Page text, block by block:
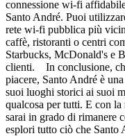
connessione wi-fi
Santo André. Puoi
rete wi-fi pubblica più
caffè, ristoranti o centri
Starbucks, McDonald's e
clienti. In conclusione,
piacere, Santo André è
suoi luoghi storici ai suoi
qualcosa per tutti. E con
sarai in grado di rimanere
esplori tutto ciò che Santo